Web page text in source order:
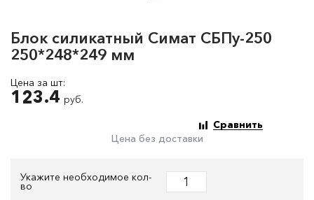
Блок силикатный Симат СБПу-250
250*248*249 мм
Цена за шт:
123.4 руб.
Сравнить
Цена без доставки
Укажите необходимое кол-
во